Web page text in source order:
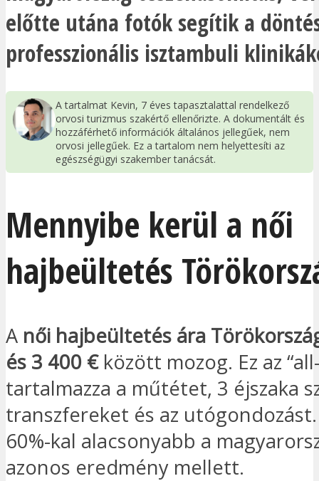
előtte utána fotók segítik a
professzionális isztambuli
A tartalmat Kevin, 7 éves tapasztalattal rendelkező
orvosi turizmus szakértő ellenőrizte. A dokumentált és
hozzáférhető információk általános jellegűek, nem
orvosi jellegűek. Ez a tartalom nem helyettesíti az
egészségügyi szakember tanácsát.
Mennyibe kerül a női
hajbeültetés
A női hajbeültetés ára
és 3 400 €között mozog. Ez az
tartalmazza a műtétet, 3 éjszaka
transzfereket és az
60%-kal alacsonyabb a
azonos eredmény mellett.